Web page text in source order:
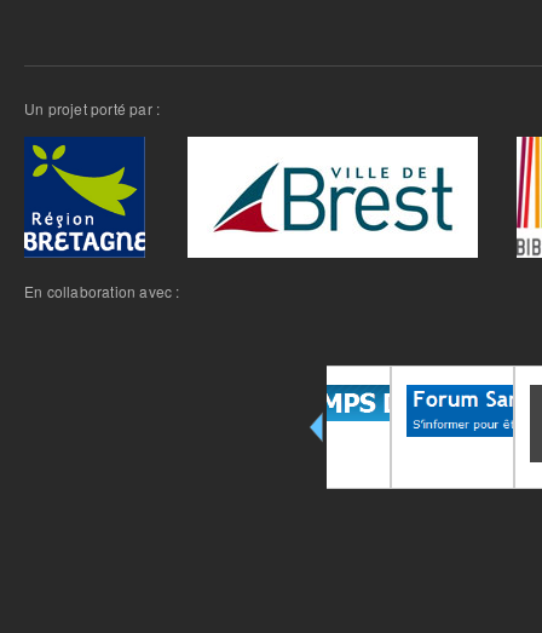
Un projet porté par :
En collaboration avec :